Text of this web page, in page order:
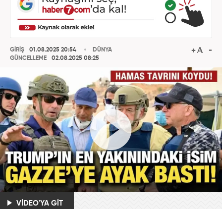
GİRİŞ
01.08.2025 20:54
GÜNCELLEME
02.08.2025 08:25
DÜNYA
VİDEO'YA GİT